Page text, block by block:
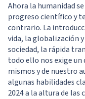
Ahora la humanidad
progreso científico y
contrario. La
vida, la globalización
sociedad, la rápida
todo ello nos exige
mismos y de nuestro
algunas habilidades
2024 a la altura de las